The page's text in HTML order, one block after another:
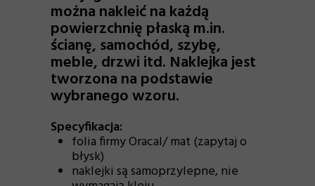
można nakleić na każdą
powierzchnię płaską m.in.
ścianę, samochód, szybę,
meble, drzwi itd. Naklejka jest
tworzona na podstawie
wybranego wzoru.
Specyfikacja:
folia firmy Oracal/ mat (zapytaj o
błysk)
naklejki są samoprzylepne, nie